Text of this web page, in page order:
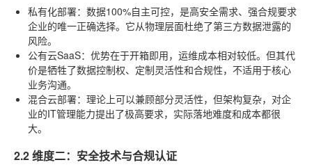
私有化部署：数据100%自主可控，是高安全需求、强合规要求
企业的唯一正确选择。它从物理层面杜绝了第三方数据泄露的
风险。
公有云SaaS：优势在于开箱即用，运维成本相对较低。但其代
价是牺牲了数据控制权、定制灵活性和合规性，不适用于核心
业务沟通。
混合云部署：理论上可以兼顾部分灵活性，但架构复杂，对企
业的IT管理能力提出了极高要求，实际落地难度和成本都很
大。
2.2 维度二：安全技术与合规认证